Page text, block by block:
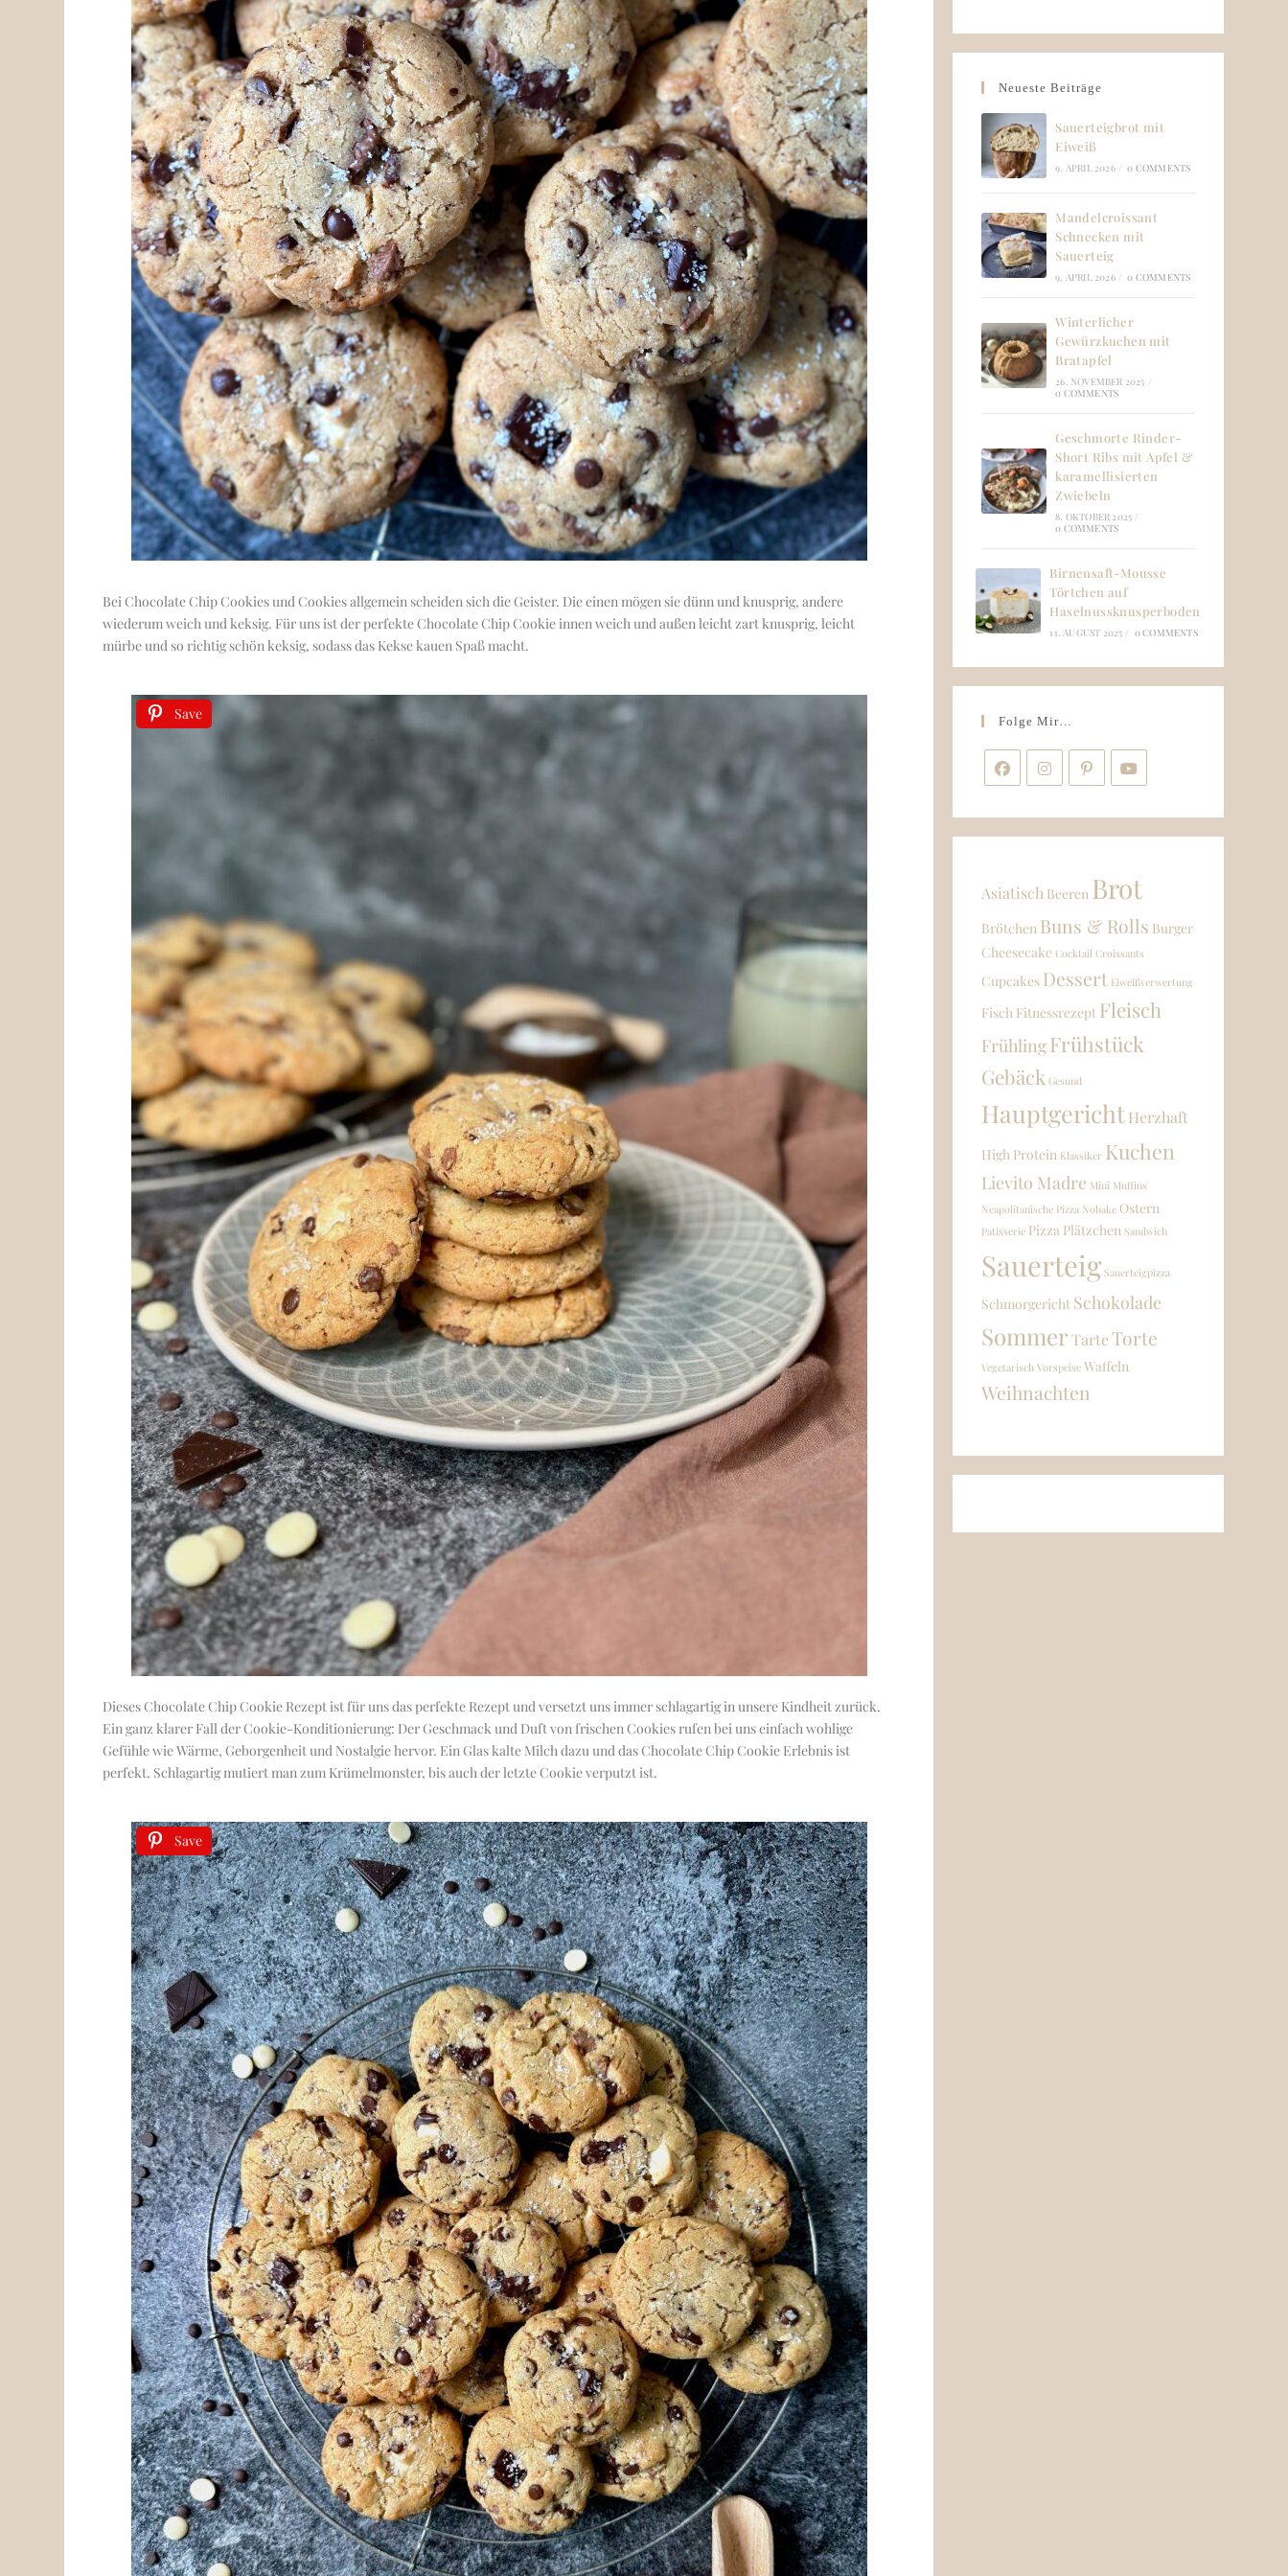
Bei Chocolate Chip Cookies und Cookies allgemein scheiden sich die Geister. Die einen mögen sie dünn und knusprig, andere
wiederum weich und keksig. Für uns ist der perfekte Chocolate Chip Cookie innen weich und außen leicht zart knusprig, leicht
mürbe und so richtig schön keksig, sodass das Kekse kauen Spaß macht.
Save
Dieses Chocolate Chip Cookie Rezept ist für uns das perfekte Rezept und versetzt uns immer schlagartig in unsere Kindheit zurück.
Ein ganz klarer Fall der Cookie-Konditionierung: Der Geschmack und Duft von frischen Cookies rufen bei uns einfach wohlige
Gefühle wie Wärme, Geborgenheit und Nostalgie hervor. Ein Glas kalte Milch dazu und das Chocolate Chip Cookie Erlebnis ist
perfekt. Schlagartig mutiert man zum Krümelmonster, bis auch der letzte Cookie verputzt ist.
Save
Neueste Beiträge
Sauerteigbrot mit
Eiweiß
9. APRIL 2026 / 0 COMMENTS
Mandelcroissant
Schnecken mit
Sauerteig
9. APRIL 2026 / 0 COMMENTS
Winterlicher
Gewürzkuchen mit
Bratapfel
26. NOVEMBER 2025 /
0 COMMENTS
Geschmorte Rinder-
Short Ribs mit Apfel &
karamellisierten
Zwiebeln
8. OKTOBER 2025 /
0 COMMENTS
Birnensaft-Mousse
Törtchen auf
Haselnussknusperboden
11. AUGUST 2025 / 0 COMMENTS
Folge Mir…
Asiatisch Beeren Brot
Brötchen Buns & Rolls Burger
Cheesecake Cocktail Croissants
Cupcakes Dessert Eiweißverwertung
Fisch Fitnessrezept Fleisch
FrühlingFrühstück
Gebäck Gesund
HauptgerichtHerzhaft
High Protein Klassiker Kuchen
Lievito Madre Mini Muffins
Neapolitanische Pizza Nobake Ostern
Patisserie Pizza Plätzchen Sandwich
Sauerteig Sauerteigpizza
Schmorgericht Schokolade
Sommer TarteTorte
Vegetarisch Vorspeise Waffeln
Weihnachten